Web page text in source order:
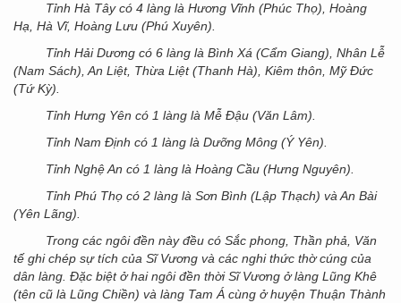
Tỉnh Hà Tây có 4 làng là Hương Vĩnh (Phúc Thọ), Hoàng
Hạ, Hà Vĩ, Hoàng Lưu (Phú Xuyên).
Tỉnh Hải Dương có 6 làng là Bình Xá (Cẩm Giang), Nhân Lễ
(Nam Sách), An Liệt, Thừa Liệt (Thanh Hà), Kiêm thôn, Mỹ Đức
(Tứ Kỳ).
Tỉnh Hưng Yên có 1 làng là Mễ Đậu (Văn Lâm).
Tỉnh Nam Định có 1 làng là Dưỡng Mông (Ý Yên).
Tỉnh Nghệ An có 1 làng là Hoàng Cầu (Hưng Nguyên).
Tỉnh Phú Thọ có 2 làng là Sơn Bình (Lập Thạch) và An Bài
(Yên Lãng).
Trong các ngôi đền này đều có Sắc phong, Thần phả, Văn
tế ghi chép sự tích của Sĩ Vương và các nghi thức thờ cúng của
dân làng. Đặc biệt ở hai ngôi đền thời Sĩ Vương ở làng Lũng Khê
(tên cũ là Lũng Chiền) và làng Tam Á cùng ở huyện Thuận Thành